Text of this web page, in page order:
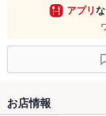
アプリ
お店情報